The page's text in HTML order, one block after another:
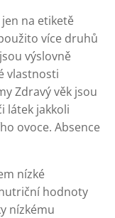
na etiketě
více druhů
výslovně
vlastnosti
Zdravý věk jsou
látek jakkoli
ovoce. Absence
nízké
hodnoty
nízkému